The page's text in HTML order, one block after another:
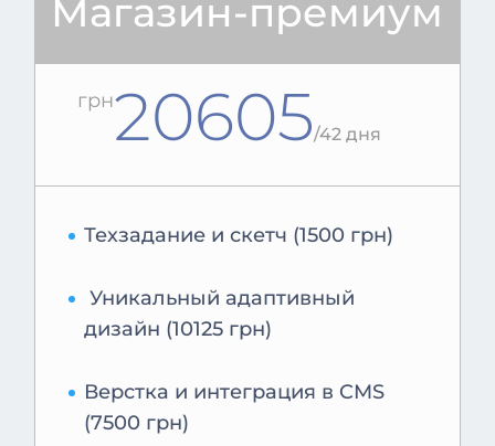
Магазин-премиум
грн20605/42 дня
Техзадание и скетч (1500 грн)
Уникальный адаптивный
дизайн (10125 грн)
Верстка и интеграция в CMS
(7500 грн)